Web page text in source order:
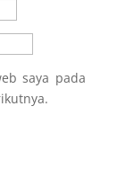
saya pada